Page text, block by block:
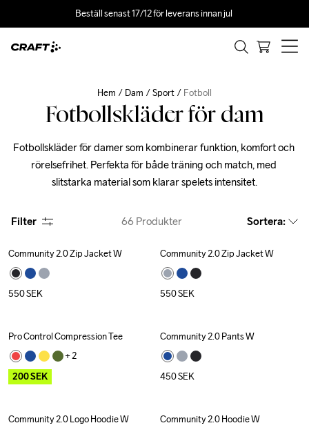
Beställ senast 17/12 för leverans innan jul
Hem Dam Sport Fotboll
Fotbollskläder för dam
Fotbollskläder för damer som kombinerar funktion, komfort och
rörelsefrihet. Perfekta för både träning och match, med
slitstarka material som klarar spelets intensitet.
Filter 66 Produkter Sortera:
Community 2.0 Zip Jacket W
550SEK
Community 2.0 Zip Jacket W
550SEK
Outlet
Pro Control Compression Tee
+ 2
200SEK
Community 2.0 Pants W
450SEK
Community 2.0 Logo Hoodie W
Community 2.0 Hoodie W